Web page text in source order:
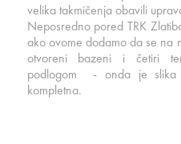
velika takmičenja obavili
Neposredno pored TRK
ako ovome dodamo da se na
otvoreni bazeni i četiri
podlogom - onda je slika
kompletna.